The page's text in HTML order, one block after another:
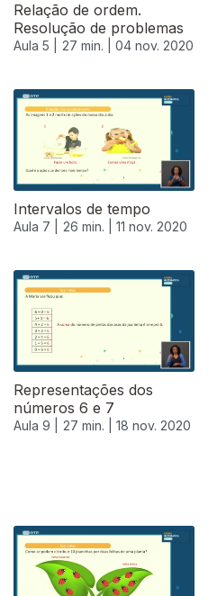
Relação de ordem.
Resolução de problemas
Aula 5 | 27 min. | 04 nov. 2020
Intervalos de tempo
Aula 7 | 26 min. | 11 nov. 2020
Representações dos
números 6 e 7
Aula 9 | 27 min. | 18 nov. 2020
508697